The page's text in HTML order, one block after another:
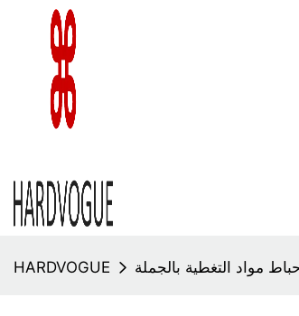
HARDVOGUE